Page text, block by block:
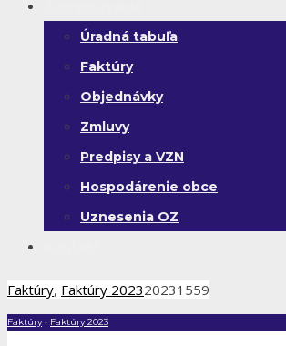
Úradná tabuľa
Faktúry
Objednávky
Zmluvy
Predpisy a VZN
Hospodárenie obce
Uznesenia OZ
Faktúry, Faktúry 202320231559
Faktúry• Faktúry 2023